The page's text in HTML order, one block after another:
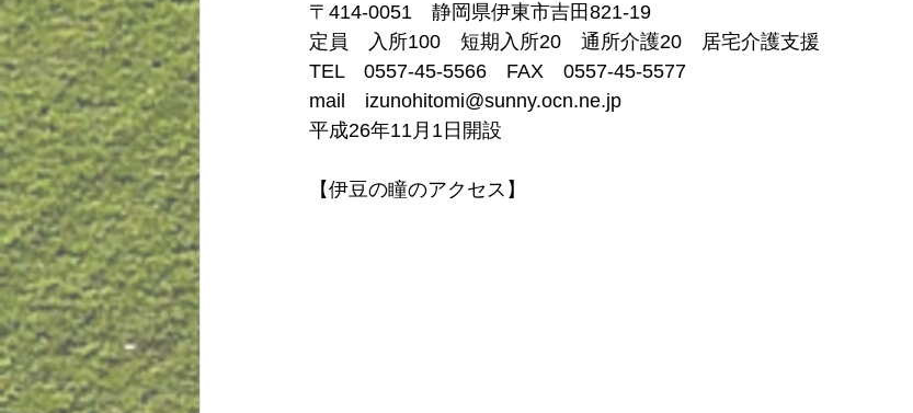
〒414-0051　静岡県伊東市吉田821-19
定員　入所100　短期入所20　通所介護20　居宅介護支援
TEL　0557-45-5566　FAX　0557-45-5577
mail　izunohitomi@sunny.ocn.ne.jp
平成26年11月1日開設
【伊豆の瞳のアクセス】